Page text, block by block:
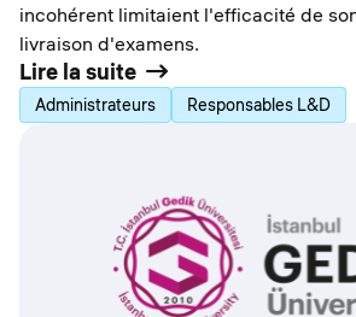
incohérent limitaient l'efficacité de
livraison d'examens.
Lire la suite
Administrateurs Responsables L&D